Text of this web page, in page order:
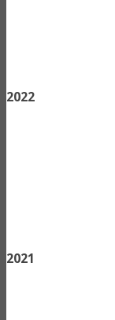
2022
2021